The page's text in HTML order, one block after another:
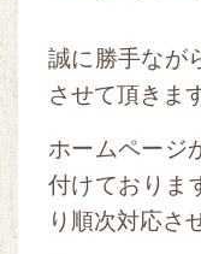
誠に勝手なが
させて頂きま
ホームページ
付けておりま
り順次対応さ